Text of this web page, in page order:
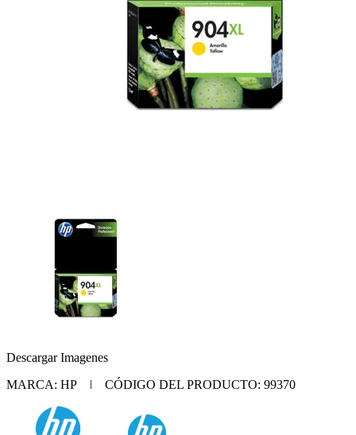
Descargar Imagenes
MARCA: HP | CÓDIGO DEL PRODUCTO: 99370